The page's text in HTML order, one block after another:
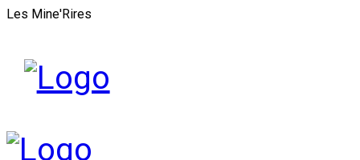
Les Mine'Rires